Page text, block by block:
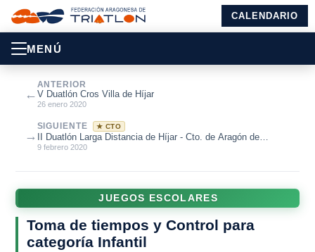
CALENDARIO
MENÚ
←
ANTERIOR
V Duatlón Cros Villa de Híjar
26 enero 2020
SIGUIENTE ★ CTO
II Duatlón Larga Distancia de Híjar - Cto. de Aragón de
Duatlón MD 2020.
9 febrero 2020
→
JUEGOS ESCOLARES
Toma de tiempos y Control para
categoría Infantil